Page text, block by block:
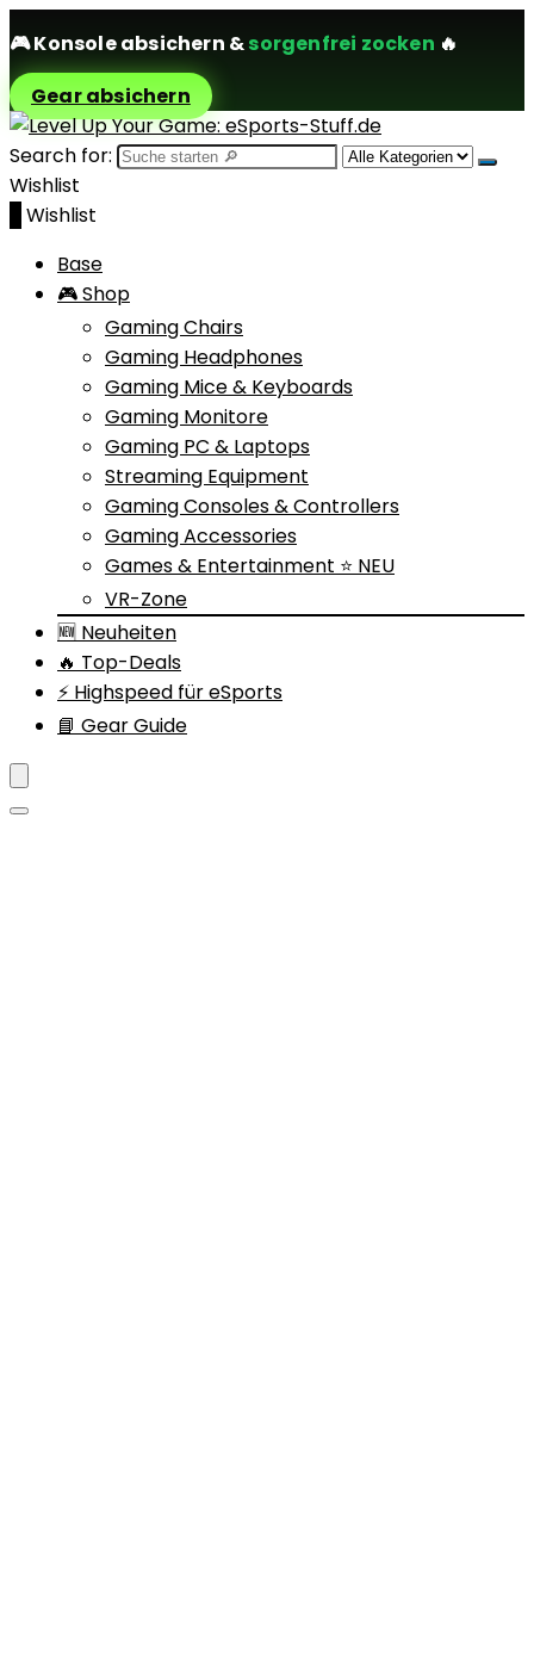
🎮Konsole absichern &sorgenfrei zocken 🔥
Gear absichern
Search for:
Wishlist
Wishlist
Base
🎮 Shop
Gaming Chairs
Gaming Headphones
Gaming Mice & Keyboards
Gaming Monitore
Gaming PC & Laptops
Streaming Equipment
Gaming Consoles & Controllers
Gaming Accessories
Games & Entertainment ⭐ NEU
VR-Zone
🆕 Neuheiten
🔥 Top-Deals
⚡ Highspeed für eSports
📘 Gear Guide